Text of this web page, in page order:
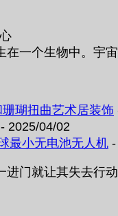
一个生物中。宇
瑚扭曲艺术居装饰
- 2025/04/02
最小无电池无人机
进门就让其失去行